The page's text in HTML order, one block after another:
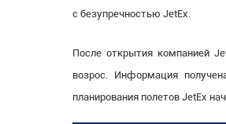
с безупречностью JetEx.
После открытия компанией
возрос. Информация
планирования полетов JetEx